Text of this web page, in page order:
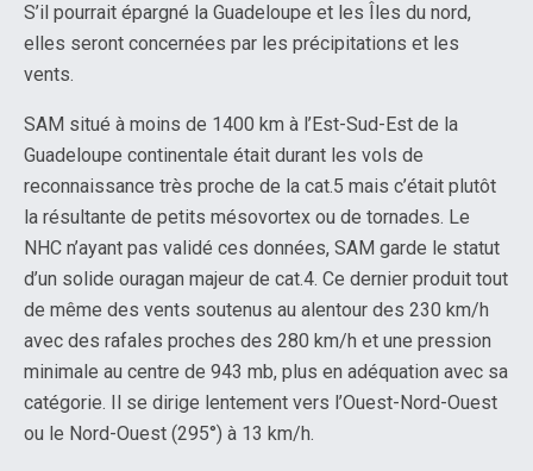
S’il pourrait épargné la Guadeloupe et les Îles du nord,
elles seront concernées par les précipitations et les
vents.
SAM situé à moins de 1400 km à l’Est-Sud-Est de la
Guadeloupe continentale était durant les vols de
reconnaissance très proche de la cat.5 mais c’était plutôt
la résultante de petits mésovortex ou de tornades. Le
NHC n’ayant pas validé ces données, SAM garde le statut
d’un solide ouragan majeur de cat.4. Ce dernier produit tout
de même des vents soutenus au alentour des 230 km/h
avec des rafales proches des 280 km/h et une pression
minimale au centre de 943 mb, plus en adéquation avec sa
catégorie. Il se dirige lentement vers l’Ouest-Nord-Ouest
ou le Nord-Ouest (295°) à 13 km/h.